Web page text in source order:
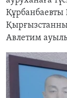
Құрбанбаевты
Авлетим